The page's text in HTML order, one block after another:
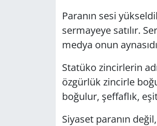
Paranın sesi
sermayeye satılır.
medya onun
Statüko zincirlerin
özgürlük zincirle
boğulur, şeffaflık,
Siyaset paranın